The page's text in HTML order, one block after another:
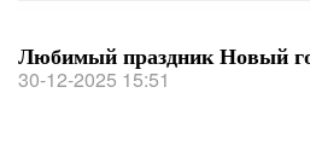
Любимый праздник Новый
30-12-2025 15:51